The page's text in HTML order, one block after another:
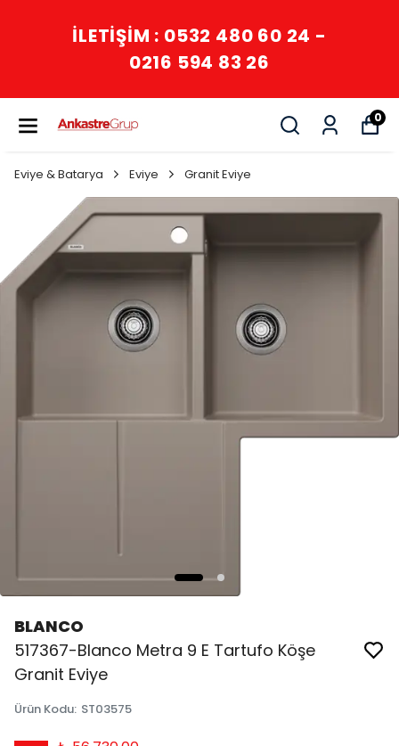
İLETİŞİM : 0532 480 60 24 -
0216 594 83 26
0
Eviye & Batarya Eviye Granit Eviye
BLANCO
517367-Blanco Metra 9 E Tartufo Köşe
Granit Eviye
Ürün Kodu: ST03575